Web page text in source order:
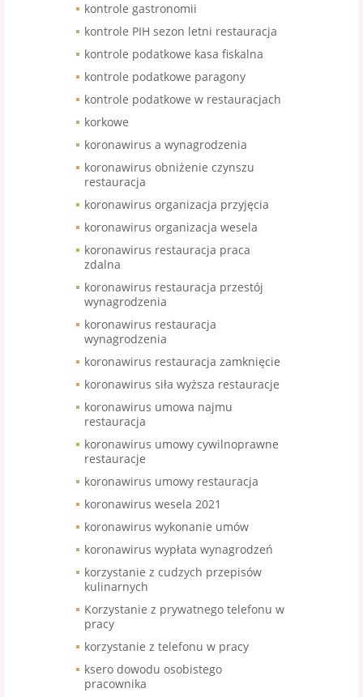
kontrole gastronomii
kontrole PIH sezon letni restauracja
kontrole podatkowe kasa fiskalna
kontrole podatkowe paragony
kontrole podatkowe w restauracjach
korkowe
koronawirus a wynagrodzenia
koronawirus obniżenie czynszu
restauracja
koronawirus organizacja przyjęcia
koronawirus organizacja wesela
koronawirus restauracja praca
zdalna
koronawirus restauracja przestój
wynagrodzenia
koronawirus restauracja
wynagrodzenia
koronawirus restauracja zamknięcie
koronawirus siła wyższa restauracje
koronawirus umowa najmu
restauracja
koronawirus umowy cywilnoprawne
restauracje
koronawirus umowy restauracja
koronawirus wesela 2021
koronawirus wykonanie umów
koronawirus wypłata wynagrodzeń
korzystanie z cudzych przepisów
kulinarnych
Korzystanie z prywatnego telefonu w
pracy
korzystanie z telefonu w pracy
ksero dowodu osobistego
pracownika